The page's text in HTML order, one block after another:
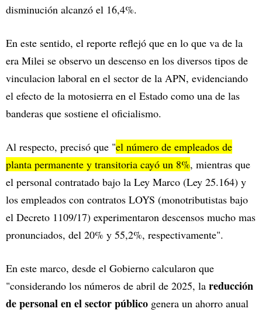
disminución alcanzó el 16,4%.
En este sentido, el reporte reflejó que en lo que va de la
era Milei se observo un descenso en los diversos tipos de
vinculacion laboral en el sector de la APN, evidenciando
el efecto de la motosierra en el Estado como una de las
banderas que sostiene el oficialismo.
Al respecto, precisó que "el número de empleados de
planta permanente y transitoria cayó un 8%, mientras que
el personal contratado bajo la Ley Marco (Ley 25.164) y
los empleados con contratos LOYS (monotributistas bajo
el Decreto 1109/17) experimentaron descensos mucho mas
pronunciados, del 20% y 55,2%, respectivamente".
En este marco, desde el Gobierno calcularon que
"considerando los números de abril de 2025, la reducción
de personal en el sector público genera un ahorro anual